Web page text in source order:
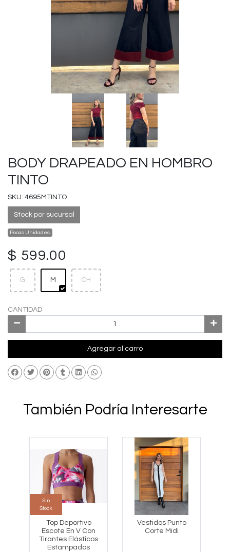
BODY DRAPEADO EN HOMBRO
TINTO
SKU: 4695MTINTO
Stock por sucursal
Pocas Unidades.
$ 599.00
G M CH
CANTIDAD
Agregar al carro
También Podría Interesarte
Sin
Stock
Top Deportivo
Escote En V Con
Tirantes Elásticos
Estampados
Vestidos Punto
Corte Midi